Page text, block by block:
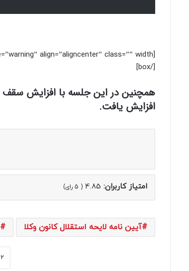
[box type=”warning” align=”aligncenter” class=”” width=””]
[/box]
افزایش یافت.
امتیاز کاربران: 4.85
(
5 رای)
آیین نامه لایحه استقلال کانون وکلا